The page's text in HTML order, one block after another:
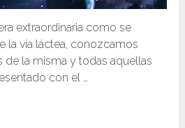
extraordinaria como se
la vía láctea, conozcamos
de la misma y todas aquellas
con el …